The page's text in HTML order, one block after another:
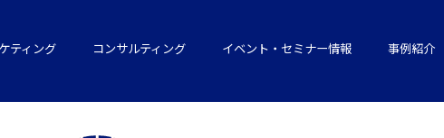
ティング コンサルティング イベント・セミナー情報 事例紹介